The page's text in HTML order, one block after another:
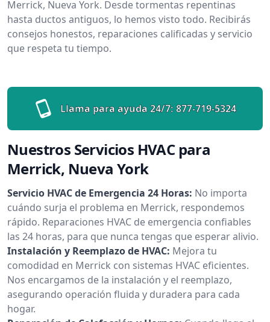
Merrick, Nueva York. Desde tormentas repentinas
hasta ductos antiguos, lo hemos visto todo. Recibirás
consejos honestos, reparaciones calificadas y servicio
que respeta tu tiempo.
Llama para ayuda 24/7: 877-719-5324
Nuestros Servicios HVAC para
Merrick, Nueva York
Servicio HVAC de Emergencia 24 Horas: No importa
cuándo surja el problema en Merrick, respondemos
rápido. Reparaciones HVAC de emergencia confiables
las 24 horas, para que nunca tengas que esperar alivio.
Instalación y Reemplazo de HVAC: Mejora tu
comodidad en Merrick con sistemas HVAC eficientes.
Nos encargamos de la instalación y el reemplazo,
asegurando operación fluida y duradera para cada
hogar.